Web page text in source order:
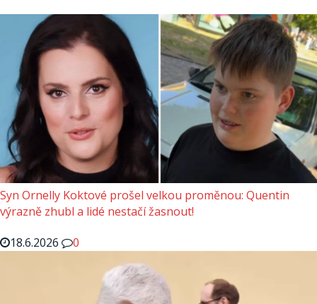
Syn Ornelly Koktové prošel velkou proměnou: Quentin
výrazně zhubl a lidé nestačí žasnout!
18.6.2026
0